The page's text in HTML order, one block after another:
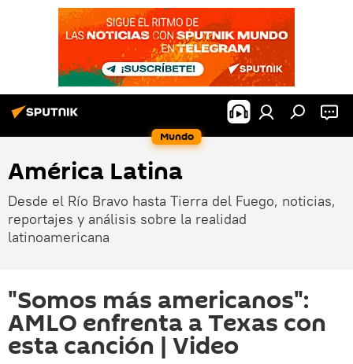
Mundo
América Latina
Desde el Río Bravo hasta Tierra del Fuego, noticias,
reportajes y análisis sobre la realidad
latinoamericana
"Somos más americanos":
AMLO enfrenta a Texas con
esta canción | Video